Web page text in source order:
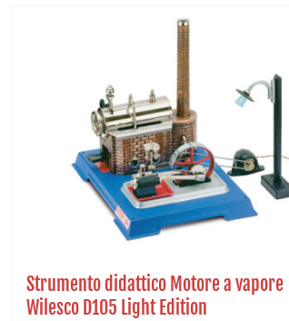
Strumento didattico Motore a vapore
Wilesco D105 Light Edition